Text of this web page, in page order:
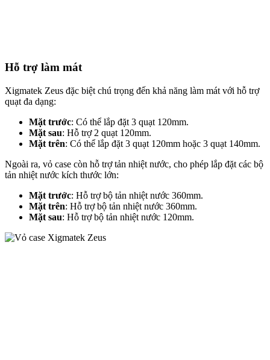
Hỗ trợ làm mát
Xigmatek Zeus đặc biệt chú trọng đến khả năng làm mát với hỗ trợ
quạt đa dạng:
Mặt trước: Có thể lắp đặt 3 quạt 120mm.
Mặt sau: Hỗ trợ 2 quạt 120mm.
Mặt trên: Có thể lắp đặt 3 quạt 120mm hoặc 3 quạt 140mm.
Ngoài ra, vỏ case còn hỗ trợ tản nhiệt nước, cho phép lắp đặt các bộ
tản nhiệt nước kích thước lớn:
Mặt trước: Hỗ trợ bộ tản nhiệt nước 360mm.
Mặt trên: Hỗ trợ bộ tản nhiệt nước 360mm.
Mặt sau: Hỗ trợ bộ tản nhiệt nước 120mm.